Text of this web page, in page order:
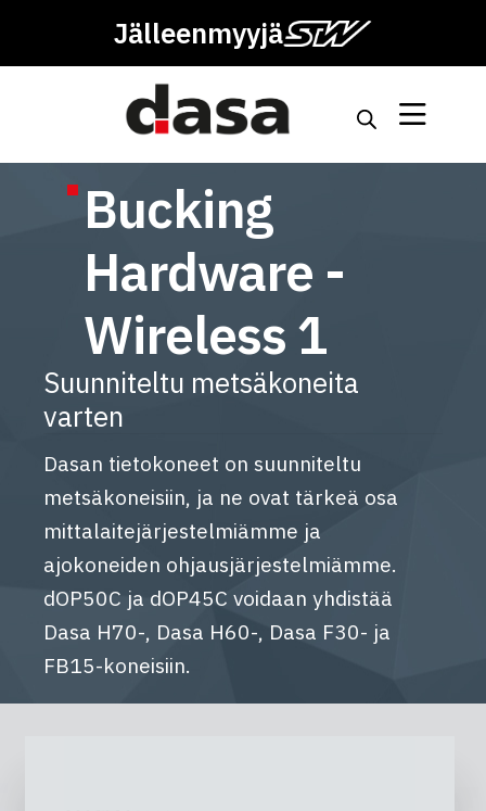
Jälleenmyyjä
Bucking
Hardware -
Wireless 1
Suunniteltu metsäkoneita
varten
Dasan tietokoneet on suunniteltu
metsäkoneisiin, ja ne ovat tärkeä osa
mittalaitejärjestelmiämme ja
ajokoneiden ohjausjärjestelmiämme.
dOP50C ja dOP45C voidaan yhdistää
Dasa H70-, Dasa H60-, Dasa F30- ja
FB15-koneisiin.